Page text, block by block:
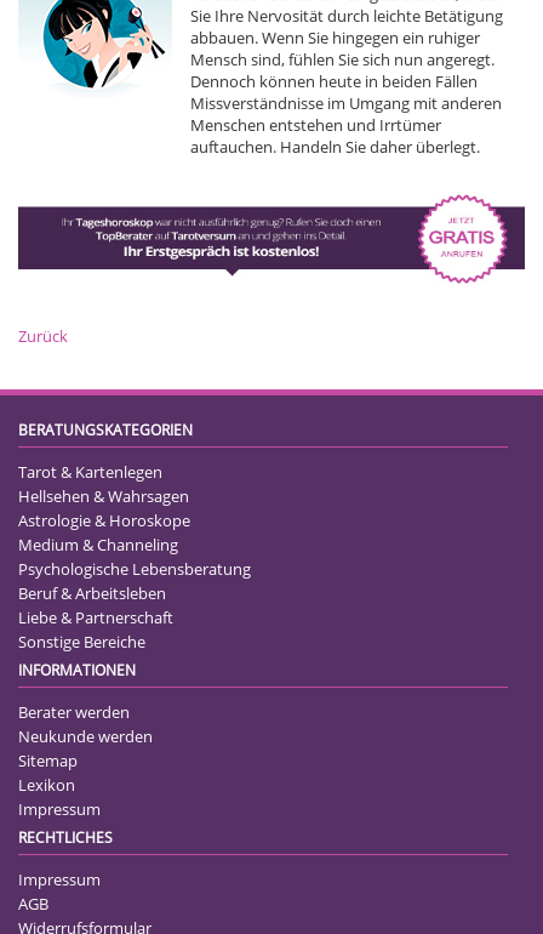
Sie Ihre Nervosität durch leichte Betätigung
abbauen. Wenn Sie hingegen ein ruhiger
Mensch sind, fühlen Sie sich nun angeregt.
Dennoch können heute in beiden Fällen
Missverständnisse im Umgang mit anderen
Menschen entstehen und Irrtümer
auftauchen. Handeln Sie daher überlegt.
Zurück
BERATUNGSKATEGORIEN
Tarot & Kartenlegen
Hellsehen & Wahrsagen
Astrologie & Horoskope
Medium & Channeling
Psychologische Lebensberatung
Beruf & Arbeitsleben
Liebe & Partnerschaft
Sonstige Bereiche
INFORMATIONEN
Berater werden
Neukunde werden
Sitemap
Lexikon
Impressum
RECHTLICHES
Impressum
AGB
Widerrufsformular